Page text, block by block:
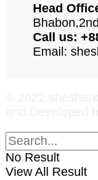
Head
Call us:
Email:
No Result
View All Result